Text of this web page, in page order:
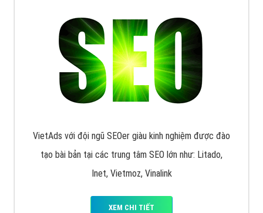
VietAds với đội ngũ SEOer giàu kinh nghiệm được đào
tạo bài bản tại các trung tâm SEO lớn như: Litado,
Inet, Vietmoz, Vinalink
XEM CHI TIẾT